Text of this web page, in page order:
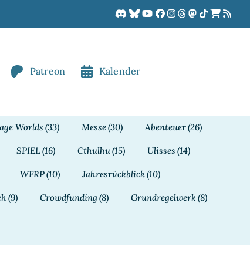
Patreon Kalender
Worlds (33) Messe(30) Abenteuer(26)
SPIEL(16) Cthulhu(15) Ulisses (14)
WFRP(10) Jahresrückblick(10)
(9) Crowdfunding (8) Grundregelwerk(8)